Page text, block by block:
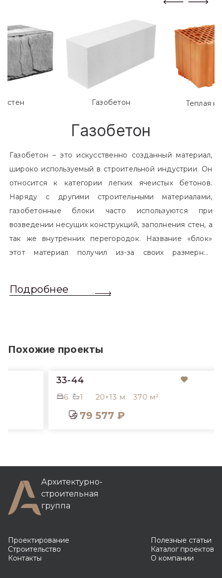
Газобетон Теплая
Газобетон
Газобетон – это искусственно созданный материал,
широко используемый в строительной индустрии. Он
относится к категории легких ячеистых бетонов.
Наряду с другими строительными материалами,
газобетонные блоки часто используются при
возведении несущих конструкций, заполнения стен, а
так же внутренних перегородок. Название «блок»
этот материал получил из-за своих размерных
обычный одинарный кирпич. Размер блоков различен
Подробнее
Похожие проекты
33-44
1 20×13 м 370 м²
79 577 ₽
Архитектурно-
строительная
группа
Проектирование
Строительство
Контакты
Полезные статьи
Каталог проектов
О компании